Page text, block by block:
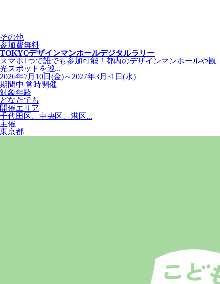
その他
参加費無料
TOKYOデザインマンホールデジタルラリー
スマホ1つで誰でも参加可能！都内のデザインマンホールや観
光スポットを巡...
2026年7月10日(金)～2027年3月31日(水)
期間中 常時開催
対象年齢
どなたでも
開催エリア
千代田区、中央区、港区...
主催
東京都